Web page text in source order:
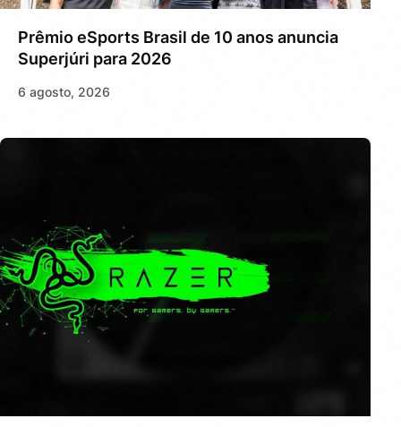
Prêmio eSports Brasil de 10 anos anuncia
Superjúri para 2026
6 agosto, 2026